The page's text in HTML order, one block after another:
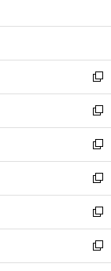
開
ン
ウ
で
開
く
ウ
ン
ド
ウ
で
開
く
新
し
い
ウ
ィ
ン
ド
ウ
で
開
く
新
し
い
ウ
ィ
ン
ド
ウ
で
開
新
し
い
ウ
ィ
ン
ド
ウ
新
し
い
ウ
ィ
ン
新
し
い
ウ
新
し